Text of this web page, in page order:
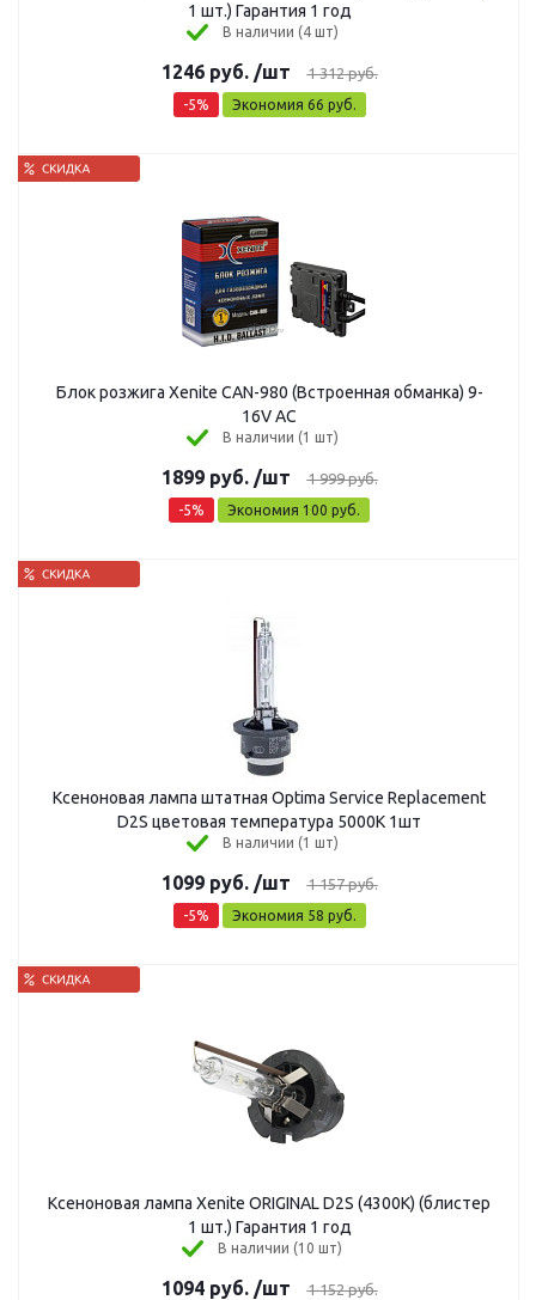
1 шт.) Гарантия 1 год
В наличии (4 шт)
1246руб. /шт 1 312руб.
-5% Экономия 66 руб.
Блок розжига Xenite CAN-980 (Встроенная обманка) 9-
16V АС
В наличии (1 шт)
1899руб. /шт 1 999руб.
-5% Экономия 100 руб.
Ксеноновая лампа штатная Optima Service Replacement
D2S цветовая температура 5000К 1шт
В наличии (1 шт)
1099руб. /шт 1 157руб.
-5% Экономия 58 руб.
Ксеноновая лампа Xenite ORIGINAL D2S (4300K) (блистер
1 шт.) Гарантия 1 год
В наличии (10 шт)
1094руб. /шт 1 152руб.